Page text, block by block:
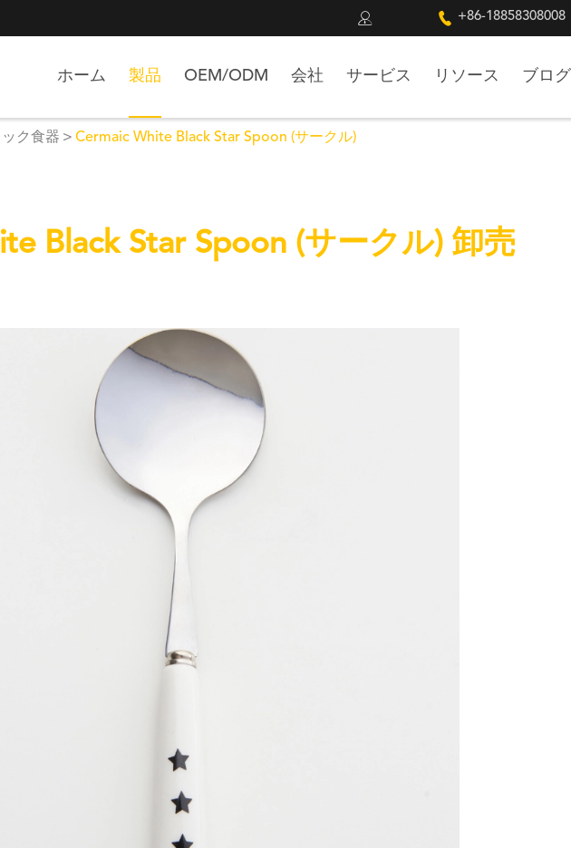
  +86-18858308008
ホーム 製品 OEM/ODM 会社 サービス リソース ブログ
ク食器 Cermaic White Black Star Spoon (サークル)
Black Star Spoon (サークル) 卸売